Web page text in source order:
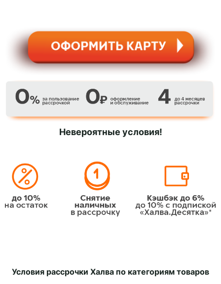
Невероятные условия!
Условия рассрочки Халва по категориям товаров